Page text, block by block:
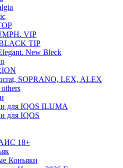
VIP
TIP
New Bleck
SOPRANO, LEX, ALEX
для IQOS ILUMA
для IQOS
18+
Коньяки